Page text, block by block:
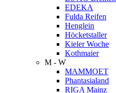
EDEKA
Fulda Reifen
Henglein
Höcketstaller
Kieler Woche
Kothmaier
M - W
MAMMOET
Phantasialand
RIGA Mainz